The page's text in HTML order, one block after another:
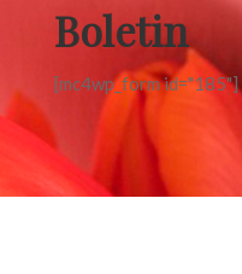
Boletin
[mc4wp_form id="185"]